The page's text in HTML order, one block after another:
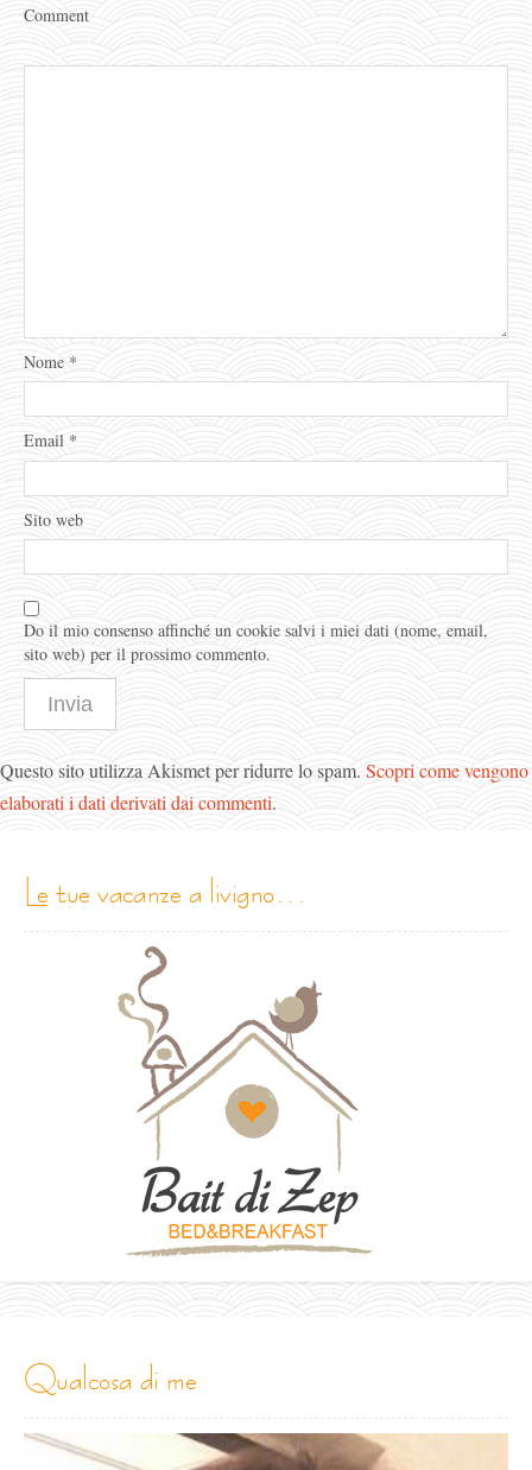
Comment
Nome *
Email *
Sito web
Do il mio consenso affinché un cookie salvi i miei dati (nome, email,
sito web) per il prossimo commento.
Questo sito utilizza Akismet per ridurre lo spam. Scopri come vengono
elaborati i dati derivati dai commenti.
le tue vacanze a livigno…
qualcosa di me